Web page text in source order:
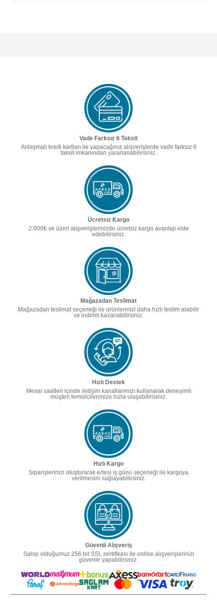
Vade Farksız 6 Taksit
Anlaşmalı kredi kartları ile yapacağınız alışverişlerde vade farksız 6
taksit imkanından yararlanabilirsiniz.
Ücretsiz Kargo
2.000₺ ve üzeri alışverişlerinizde ücretsiz kargo avantajı elde
edebilirsiniz.
Mağazadan Teslimat
Mağazadan teslimat seçeneği ile ürünlerinizi daha hızlı teslim alabilir
ve indirim kazanabilirsiniz.
Hızlı Destek
Mesai saatleri içinde iletişim kanallarımızı kullanarak deneyimli
müşteri temsilcilerimize hızla ulaşabilirisiniz.
Hızlı Kargo
Siparişlerinizi oluşturarak ertesi iş günü seçeneği ile kargoya
verilmesini sağlayabilirsiniz.
Güvenli Alışveriş
Sahip olduğumuz 256 bit SSL sertifikası ile online alışverişlerinizi
güvenle yapabilirsiniz.